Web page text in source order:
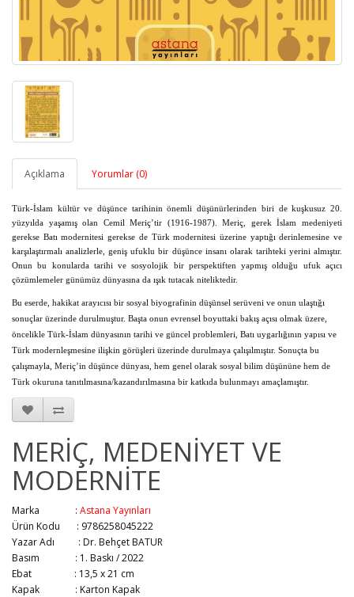
Açıklama Yorumlar (0)
Türk-İslam kültür ve düşünce tarihinin önemli düşünürlerinden biri de kuşkusuz 20.
yüzyılda yaşamış olan Cemil Meriç’tir (1916-1987). Meriç, gerek İslam medeniyeti
gerekse Batı modernitesi gerekse de Türk modernitesi üzerine yaptığı derinlemesine ve
karşılaştırmalı analizlerle, geniş ufuklu bir düşünce insanı olarak tarihteki yerini almıştır.
Onun bu konularda tarihi ve sosyolojik bir perspektiften yapmış olduğu ufuk açıcı
çözümlemeler günümüz dünyasına da ışık tutacak niteliktedir.
Bu eserde, hakikat arayıcısı bir sosyal biyografinin düşünsel serüveni ve onun ulaştığı
sonuçlar üzerinde durulmuştur. Başta onun evrensel boyuttaki bakış açısı olmak üzere,
öncelikle Türk-İslam dünyasının tarihi ve güncel problemleri, Batı uygarlığının yapısı ve
Türk modernleşmesine ilişkin görüşleri üzerinde durulmaya çalışılmıştır. Sonuçta bu
çalışmayla, Meriç’in düşünce dünyası, hem genel olarak sosyal bilim düşününe hem de
Türk okuruna tanıtılmasına/kazandırılmasına bir katkıda bulunmayı amaçlamıştır.
MERİÇ, MEDENİYET VE
MODERNİTE
Marka : Astana Yayınları
Ürün Kodu : 9786258045222
Yazar Adı : Dr. Behçet BATUR
Basım : 1. Baskı / 2022
Ebat : 13,5 x 21 cm
Kapak : Karton Kapak